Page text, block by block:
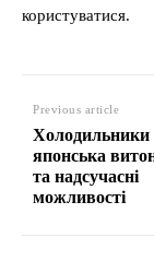
користуватися.
Previous article
Холодильники
японська
та надсучасні
можливості